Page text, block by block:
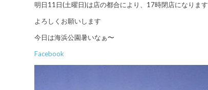
明日11日(土曜日)は店の都合により、17時閉店になります
よろしくお願いします
今日は海浜公園暑いなぁ〜
Facebook